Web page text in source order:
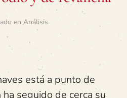
en Análisis.
está a punto de
seguido de cerca su